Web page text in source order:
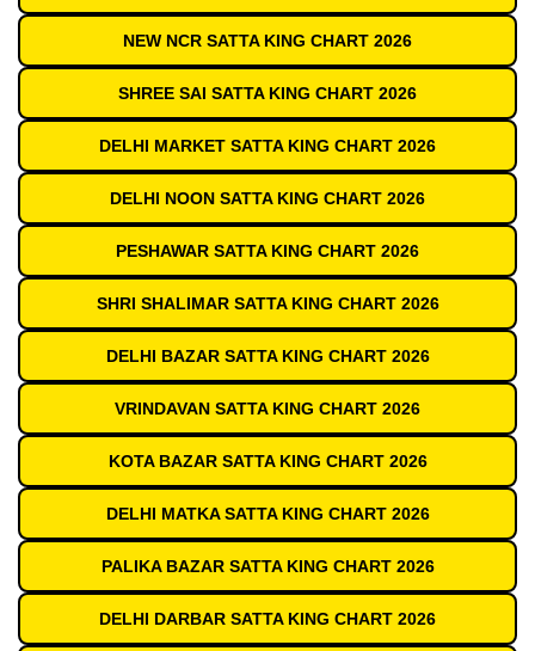
NEW NCR SATTA KING CHART 2026
SHREE SAI SATTA KING CHART 2026
DELHI MARKET SATTA KING CHART 2026
DELHI NOON SATTA KING CHART 2026
PESHAWAR SATTA KING CHART 2026
SHRI SHALIMAR SATTA KING CHART 2026
DELHI BAZAR SATTA KING CHART 2026
VRINDAVAN SATTA KING CHART 2026
KOTA BAZAR SATTA KING CHART 2026
DELHI MATKA SATTA KING CHART 2026
PALIKA BAZAR SATTA KING CHART 2026
DELHI DARBAR SATTA KING CHART 2026